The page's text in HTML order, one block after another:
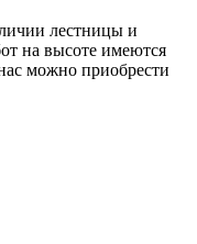
лестницы и
на высоте имеются
можно приобрести